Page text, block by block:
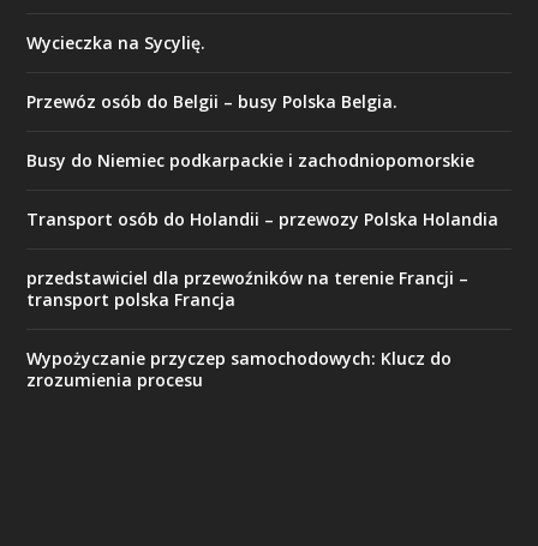
Wycieczka na Sycylię.
Przewóz osób do Belgii – busy Polska Belgia.
Busy do Niemiec podkarpackie i zachodniopomorskie
Transport osób do Holandii – przewozy Polska Holandia
przedstawiciel dla przewoźników na terenie Francji –
transport polska Francja
Wypożyczanie przyczep samochodowych: Klucz do
zrozumienia procesu